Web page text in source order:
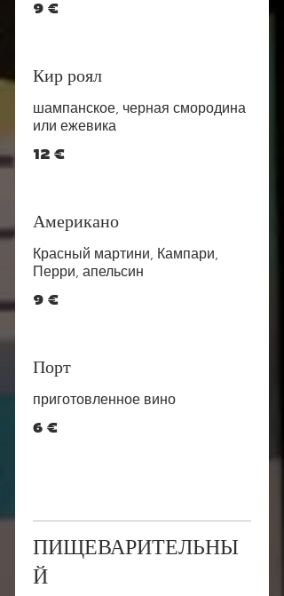
9 €
Кир роял
шампанское, черная смородина
или ежевика
12 €
Американо
Красный мартини, Кампари,
Перри, апельсин
9 €
Порт
приготовленное вино
6 €
ПИЩЕВАРИТЕЛЬНЫ
Й